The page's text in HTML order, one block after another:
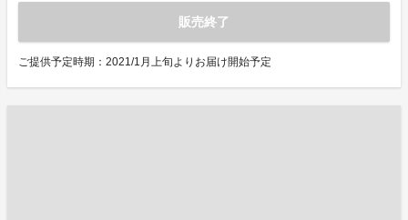
販売終了
ご提供予定時期：2021/1月上旬よりお届け開始予定